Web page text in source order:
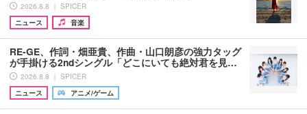
2026.8.8 ｜ SPICER
ニュース
音楽
RE-GE、作詞・畑亜貴、作曲・山口朗彦の強力タッグ
が手掛ける2ndシングル「どこにいても絶対君を見…
2026.8.8 ｜ SPICER
ニュース
アニメ/ゲーム